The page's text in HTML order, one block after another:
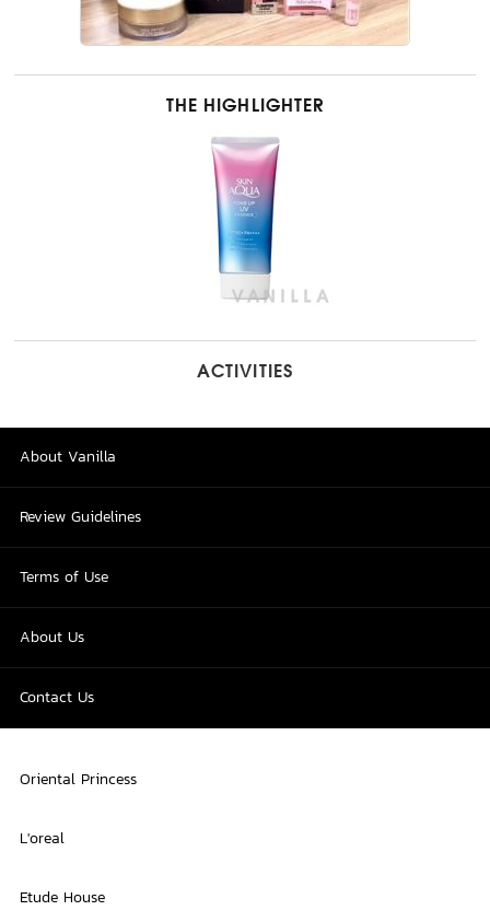
THE HIGHLIGHTER
ACTIVITIES
About Vanilla
Review Guidelines
Terms of Use
About Us
Contact Us
Oriental Princess
L'oreal
Etude House